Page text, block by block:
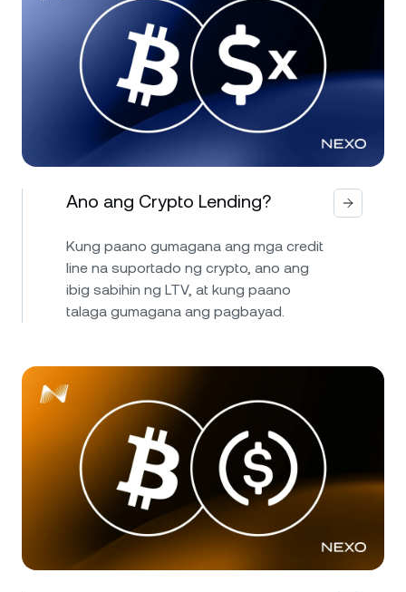
Ano ang Crypto Lending?
Kung paano gumagana ang mga credit
line na suportado ng crypto, ano ang
ibig sabihin ng LTV, at kung paano
talaga gumagana ang pagbayad.